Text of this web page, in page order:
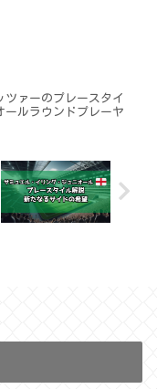
ツァーのプレースタイ
ールラウンドプレーヤ